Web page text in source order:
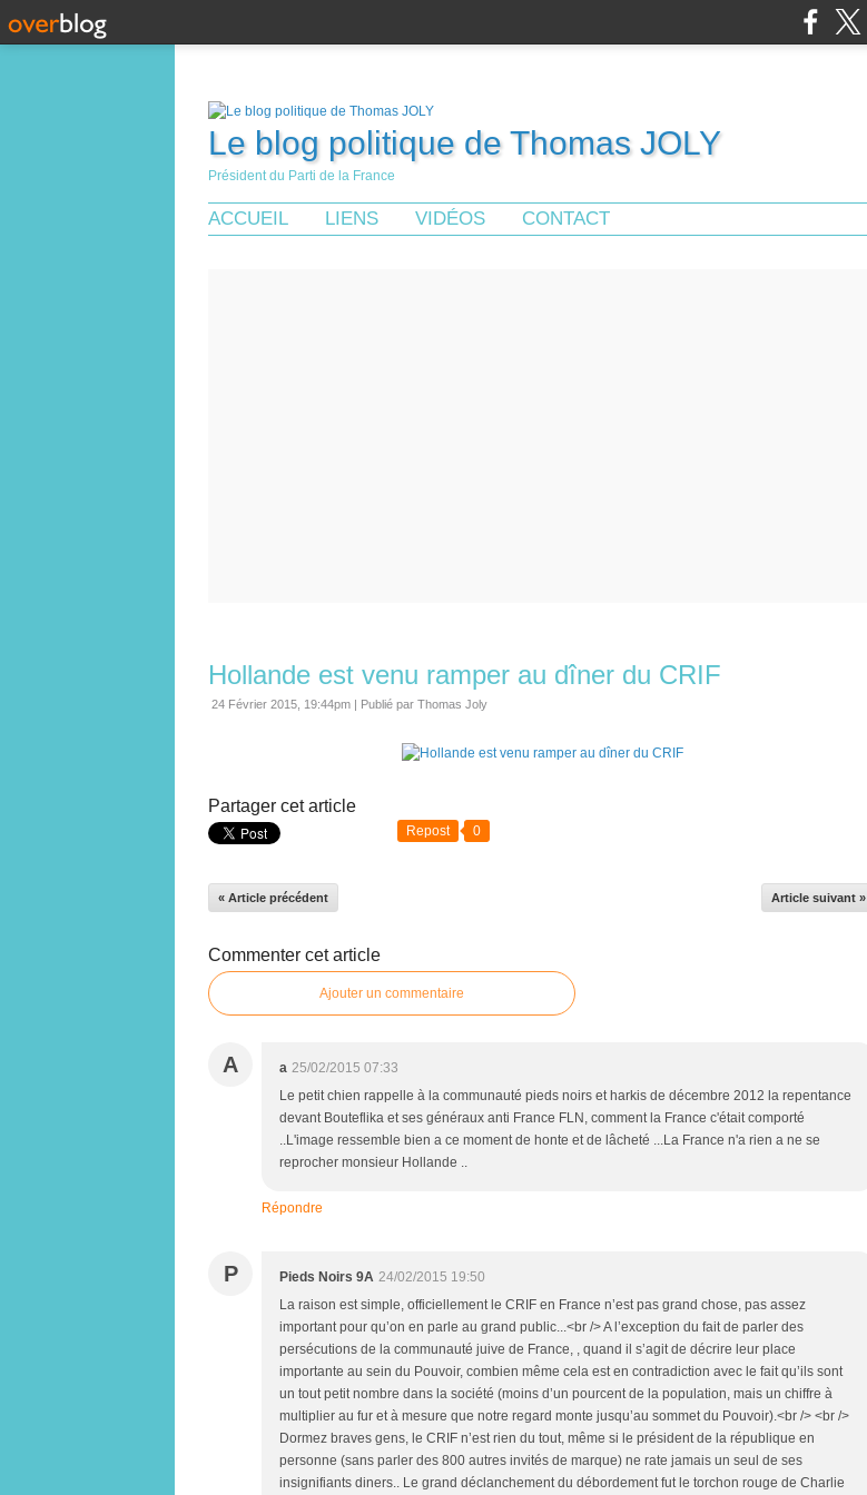
Le blog politique de Thomas JOLY
Président du Parti de la France
ACCUEIL LIENS VIDÉOS CONTACT
Hollande est venu ramper au dîner du CRIF
24 Février 2015, 19:44pm | Publié par Thomas Joly
Partager cet article
Repost 0
« Article précédent Article suivant »
Commenter cet article
Ajouter un commentaire
A a 25/02/2015 07:33
Le petit chien rappelle à la communauté pieds noirs et harkis de décembre 2012 la repentance
devant Bouteflika et ses généraux anti France FLN, comment la France c'était comporté
..L'image ressemble bien a ce moment de honte et de lâcheté ...La France n'a rien a ne se
reprocher monsieur Hollande ..
Répondre
P Pieds Noirs 9A 24/02/2015 19:50
La raison est simple, officiellement le CRIF en France n’est pas grand chose, pas assez
important pour qu’on en parle au grand public...<br /> A l’exception du fait de parler des
persécutions de la communauté juive de France, , quand il s’agit de décrire leur place
importante au sein du Pouvoir, combien même cela est en contradiction avec le fait qu’ils sont
un tout petit nombre dans la société (moins d’un pourcent de la population, mais un chiffre à
multiplier au fur et à mesure que notre regard monte jusqu’au sommet du Pouvoir).<br /> <br />
Dormez braves gens, le CRIF n’est rien du tout, même si le président de la république en
personne (sans parler des 800 autres invités de marque) ne rate jamais un seul de ses
insignifiants diners.. Le grand déclanchement du débordement fut le torchon rouge de Charlie